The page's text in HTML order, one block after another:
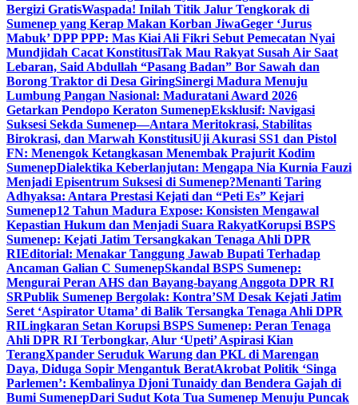
Bergizi GratisWaspada! Inilah Titik Jalur Tengkorak di
Sumenep yang Kerap Makan Korban JiwaGeger ‘Jurus
Mabuk’ DPP PPP: Mas Kiai Ali Fikri Sebut Pemecatan Nyai
Mundjidah Cacat KonstitusiTak Mau Rakyat Susah Air Saat
Lebaran, Said Abdullah “Pasang Badan” Bor Sawah dan
Borong Traktor di Desa GiringSinergi Madura Menuju
Lumbung Pangan Nasional: Maduratani Award 2026
Getarkan Pendopo Keraton SumenepEksklusif: Navigasi
Suksesi Sekda Sumenep—Antara Meritokrasi, Stabilitas
Birokrasi, dan Marwah KonstitusiUji Akurasi SS1 dan Pistol
FN: Menengok Ketangkasan Menembak Prajurit Kodim
SumenepDialektika Keberlanjutan: Mengapa Nia Kurnia Fauzi
Menjadi Episentrum Suksesi di Sumenep?Menanti Taring
Adhyaksa: Antara Prestasi Kejati dan “Peti Es” Kejari
Sumenep12 Tahun Madura Expose: Konsisten Mengawal
Kepastian Hukum dan Menjadi Suara RakyatKorupsi BSPS
Sumenep: Kejati Jatim Tersangkakan Tenaga Ahli DPR
RIEditorial: Menakar Tanggung Jawab Bupati Terhadap
Ancaman Galian C SumenepSkandal BSPS Sumenep:
Mengurai Peran AHS dan Bayang-bayang Anggota DPR RI
SRPublik Sumenep Bergolak: Kontra’SM Desak Kejati Jatim
Seret ‘Aspirator Utama’ di Balik Tersangka Tenaga Ahli DPR
RILingkaran Setan Korupsi BSPS Sumenep: Peran Tenaga
Ahli DPR RI Terbongkar, Alur ‘Upeti’ Aspirasi Kian
TerangXpander Seruduk Warung dan PKL di Marengan
Daya, Diduga Sopir Mengantuk BeratAkrobat Politik ‘Singa
Parlemen’: Kembalinya Djoni Tunaidy dan Bendera Gajah di
Bumi SumenepDari Sudut Kota Tua Sumenep Menuju Puncak